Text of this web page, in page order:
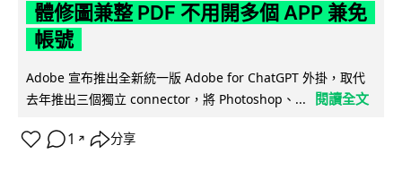
體修圖兼整 PDF 不用開多個 APP 兼免
帳號
Adobe 宣布推出全新統一版 Adobe for ChatGPT 外掛，取代
去年推出三個獨立 connector，將 Photoshop、...
閱讀全文
1 ↗ 分享